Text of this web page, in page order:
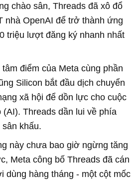
chào sân, Threads đã xô đổ
nhà OpenAI để trở thành ứng
triệu lượt đăng ký nhanh nhất
điểm của Meta cùng phần
Silicon bắt đầu dịch chuyển
xã hội để dồn lực cho cuộc
Threads dần lui về phía
khấu.
này chưa bao giờ ngừng tăng
Meta công bố Threads đã cán
dùng hàng tháng - một cột mốc